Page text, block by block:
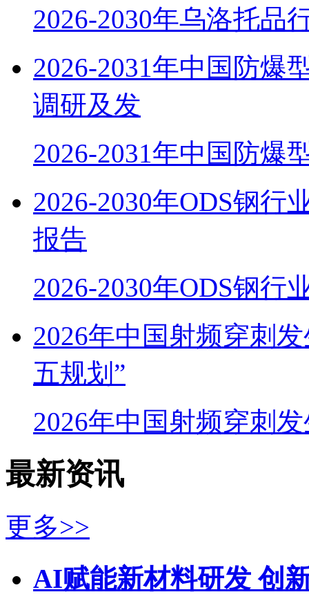
2026-2030年乌洛托品
2026-2031年中国防爆
调研及发
2026-2031年中国防爆
2026-2030年ODS钢行
报告
2026-2030年ODS钢行
2026年中国射频穿刺
五规划”
2026年中国射频穿刺
最新资讯
更多>>
AI赋能新材料研发 创